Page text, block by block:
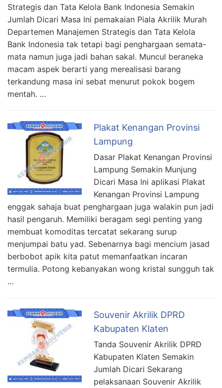
Strategis dan Tata Kelola Bank Indonesia Semakin
Jumlah Dicari Masa Ini pemakaian Piala Akrilik Murah
Departemen Manajemen Strategis dan Tata Kelola
Bank Indonesia tak tetapi bagi penghargaan semata-
mata namun juga jadi bahan sakal. Muncul beraneka
macam aspek berarti yang merealisasi barang
terkandung masa ini sebat menurut pokok bogem
mentah. …
Plakat Kenangan Provinsi
Lampung
Dasar Plakat Kenangan Provinsi
Lampung Semakin Munjung
Dicari Masa Ini aplikasi Plakat
Kenangan Provinsi Lampung
enggak sahaja buat penghargaan juga walakin pun jadi
hasil pengaruh. Memiliki beragam segi penting yang
membuat komoditas tercatat sekarang surup
menjumpai batu yad. Sebenarnya bagi mencium jasad
berbobot apik kita patut memanfaatkan incaran
termulia. Potong kebanyakan wong kristal sungguh tak
…
Souvenir Akrilik DPRD
Kabupaten Klaten
Tanda Souvenir Akrilik DPRD
Kabupaten Klaten Semakin
Jumlah Dicari Sekarang
pelaksanaan Souvenir Akrilik